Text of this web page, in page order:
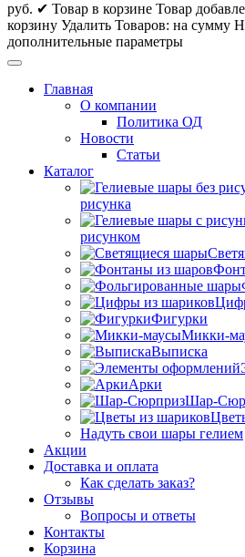
руб. ✔ Товар в корзине Товар
корзину Удалить Товаров: на сумму
дополнительные параметры
Главная
О компании
Политика ОД
Новости
Статьи
Каталог
рисунка
рисунком
Фигурки
Микки-
Выписка
Арки
Шар-
Надуть свои шары гелием
Акции
Доставка и оплата
Как сделать заказ?
Отзывы
Вопросы и ответы
Контакты
Корзина